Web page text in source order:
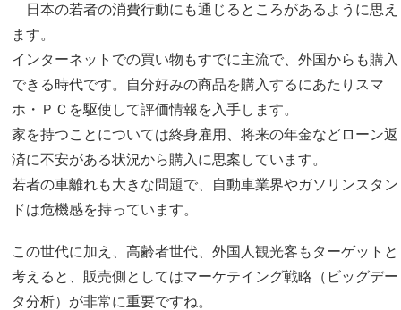
日本の若者の消費行動にも通じるところがあるように思え
ます。
インターネットでの買い物もすでに主流で、外国からも購入
できる時代です。自分好みの商品を購入するにあたりスマ
ホ・ＰＣを駆使して評価情報を入手します。
家を持つことについては終身雇用、将来の年金などローン返
済に不安がある状況から購入に思案しています。
若者の車離れも大きな問題で、自動車業界やガソリンスタン
ドは危機感を持っています。
この世代に加え、高齢者世代、外国人観光客もターゲットと
考えると、販売側としてはマーケテイング戦略（ビッグデー
タ分析）が非常に重要ですね。